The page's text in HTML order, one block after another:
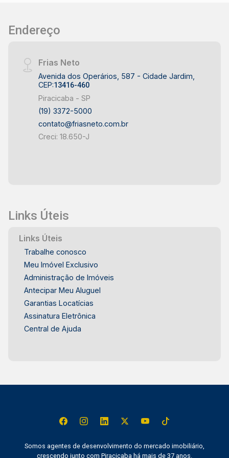
Endereço
Frias Neto
Avenida dos Operários, 587 - Cidade Jardim,
CEP:13416-460
Piracicaba - SP
(19) 3372-5000
contato@friasneto.com.br
Creci: 18.650-J
Links Úteis
Links Úteis
Trabalhe conosco
Meu Imóvel Exclusivo
Administração de Imóveis
Antecipar Meu Aluguel
Garantias Locatícias
Assinatura Eletrônica
Central de Ajuda
Somos agentes de desenvolvimento do mercado imobiliário,
crescendo junto com Piracicaba há mais de 37 anos.